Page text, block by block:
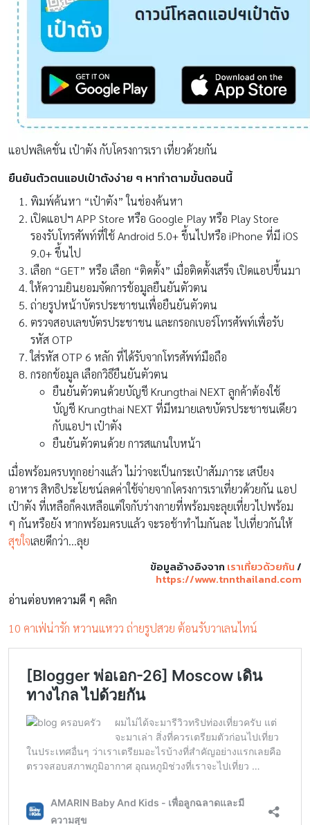
แอปพลิเคชั่น เป๋าตัง กับโครงการเรา เที่ยวด้วยกัน
ยืนยันตัวตนแอปเป๋าตังง่าย ๆ หาทำตามขั้นตอนนี้
พิมพ์ค้นหา “เป๋าตัง” ในช่องค้นหา
เปิดแอปฯ APP Store หรือ Google Play หรือ Play Store
รองรับโทรศัพท์ที่ใช้ Android 5.0+ ขึ้นไปหรือ iPhone ที่มี iOS
9.0+ ขึ้นไป
เลือก “GET” หรือ เลือก “ติดตั้ง” เมื่อติดตั้งเสร็จ เปิดแอปขึ้นมา
ให้ความยินยอมจัดการข้อมูลยืนยันตัวตน
ถ่ายรูปหน้าบัตรประชาชนเพื่อยืนยันตัวตน
ตรวจสอบเลขบัตรประชาชน และกรอกเบอร์โทรศัพท์เพื่อรับ
รหัส OTP
ใส่รหัส OTP 6 หลัก ที่ได้รับจากโทรศัพท์มือถือ
กรอกข้อมูล เลือกวิธียืนยันตัวตน
ยืนยันตัวตนด้วยบัญชี Krungthai NEXT ลูกค้าต้องใช้
บัญชี Krungthai NEXT ที่มีหมายเลขบัตรประชาชนเดียว
กับแอปฯ เป๋าตัง
ยืนยันตัวตนด้วย การสแกนใบหน้า
เมื่อพร้อมครบทุกอย่างแล้ว ไม่ว่าจะเป็นกระเป๋าสัมภาระ เสบียง
อาหาร สิทธิประโยชน์ลดค่าใช้จ่ายจากโครงการเราเที่ยวด้วยกัน แอป
เป๋าตัง ที่เหลือก็คงเหลือแต่ใจกับร่างกายที่พร้อมจะลุยเที่ยวไปพร้อม
ๆ กันหรือยัง หากพร้อมครบแล้ว จะรอช้าทำไมกันละ ไปเที่ยวกันให้
สุขใจเลยดีกว่า…ลุย
ข้อมูลอ้างอิงจาก เราเที่ยวด้วยกัน/
https://www.tnnthailand.com
อ่านต่อบทความดี ๆ คลิก
10 คาเฟ่น่ารัก หวานแหวว ถ่ายรูปสวย ต้อนรับวาเลนไทน์